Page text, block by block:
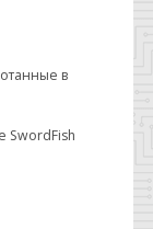
в
SwordFish